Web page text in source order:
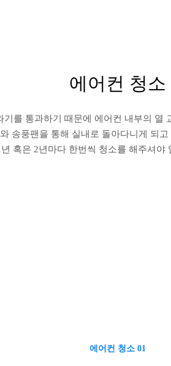
에어컨 청소
를 통과하기 때문에 에어컨 내부의
송풍팬을 통해 실내로 돌아다니게 되
혹은 2년마다 한번씩 청소를 해주셔
에어컨 청소 01